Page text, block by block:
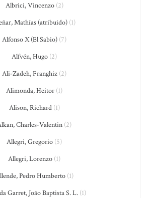
Albrici, Vincenzo(2)
Mathías (atribuido) (1)
Alfonso X (El Sabio) (7)
Alfvén, Hugo (2)
Ali-Zadeh, Franghiz (2)
Alimonda, Heitor (1)
Alison, Richard(1)
Charles-Valentin (2)
Allegri, Gregorio (5)
Allegri, Lorenzo (1)
Pedro Humberto(1)
Garret, João Baptista S. L.(1)